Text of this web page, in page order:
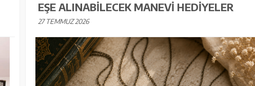
EŞE ALINABILECEK MANEVI HEDIYELER
27 TEMMUZ 2026